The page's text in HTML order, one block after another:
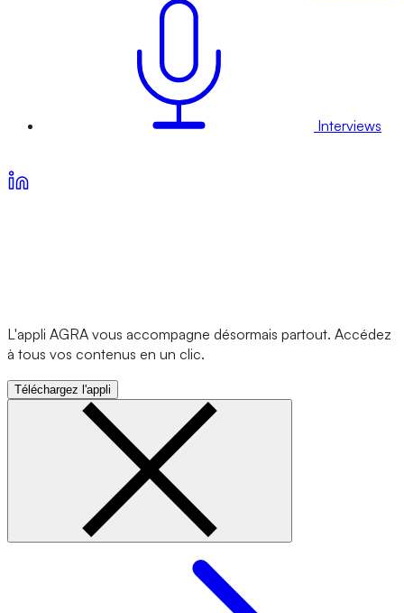
Interviews
L'appli AGRA vous accompagne désormais partout. Accédez
à tous vos contenus en un clic.
Téléchargez l'appli